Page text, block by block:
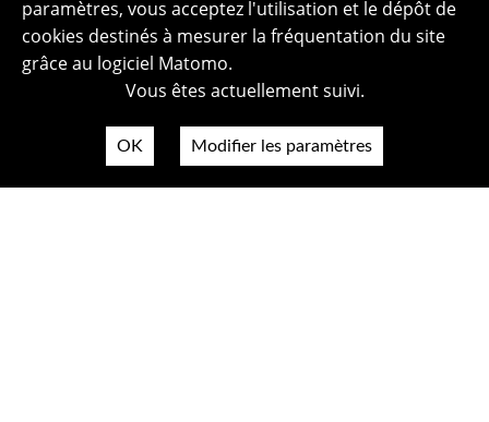
paramètres, vous acceptez l'utilisation et le dépôt de
cookies destinés à mesurer la fréquentation du site
grâce au logiciel Matomo.
Vous êtes actuellement suivi.
OK Modifier les paramètres